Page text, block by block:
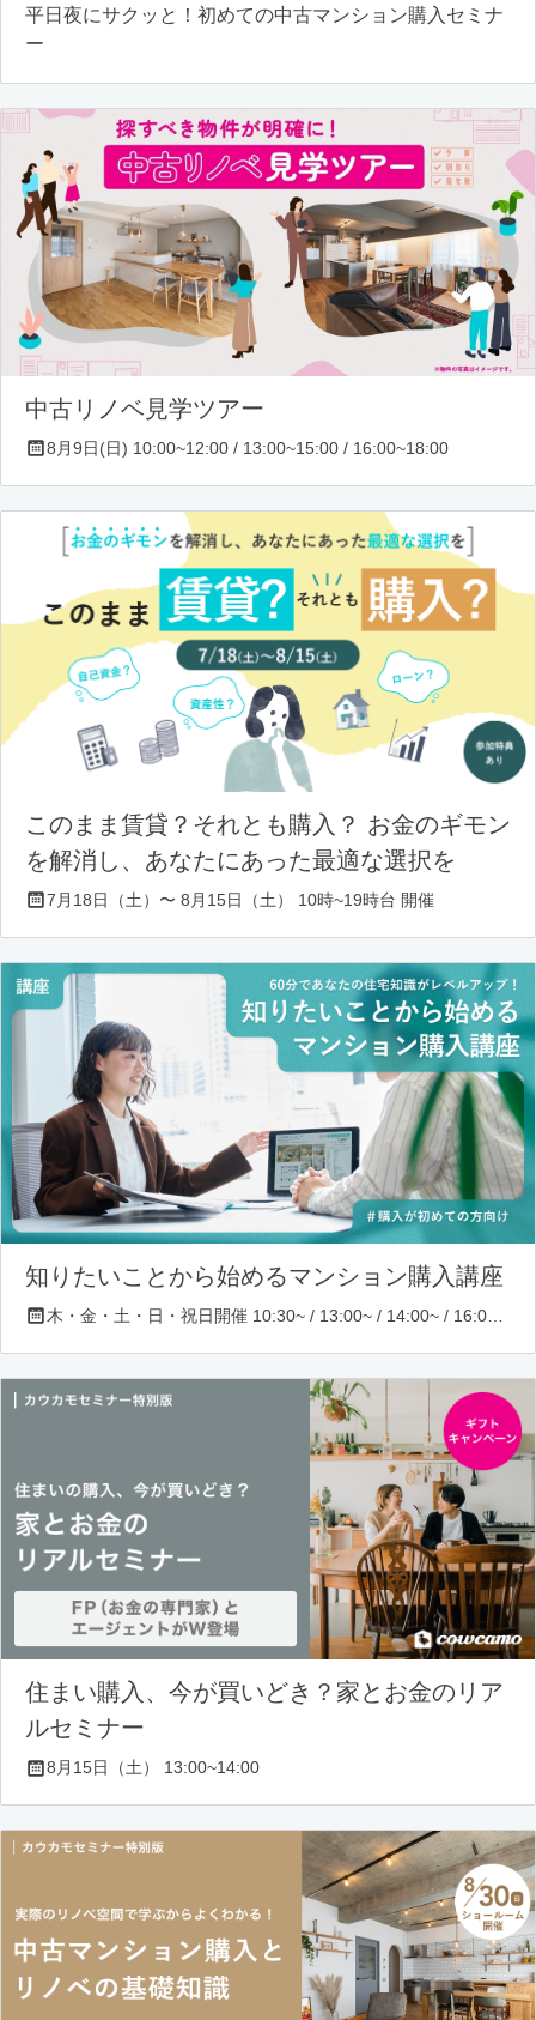
平日夜にサクッと！初めての中古マンション購入セミナ
ー
中古リノベ見学ツアー
8月9日(日) 10:00~12:00 / 13:00~15:00 / 16:00~18:00
このまま賃貸？それとも購入？ お金のギモン
を解消し、あなたにあった最適な選択を
7月18日（土）〜 8月15日（土） 10時~19時台 開催
知りたいことから始めるマンション購入講座
住まい購入、今が買いどき？家とお金のリア
ルセミナー
8月15日（土） 13:00~14:00